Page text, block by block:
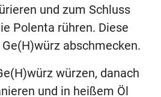
und zum Schluss
Polenta rühren. Diese
abschmecken.
würzen, danach
und in heißem Öl